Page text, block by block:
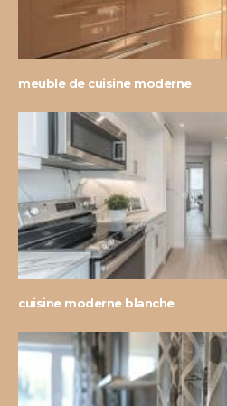
meuble de cuisine moderne
cuisine moderne blanche